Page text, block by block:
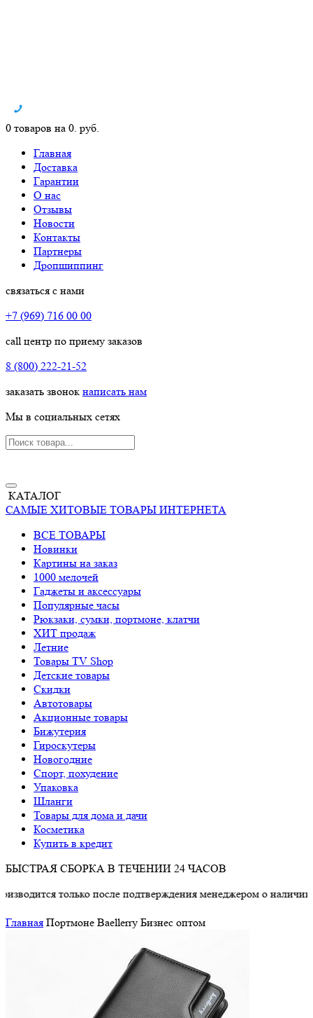
0 товаров на 0. руб.
Главная
Доставка
Гарантии
О нас
Отзывы
Новости
Контакты
Партнеры
Дропшиппинг
связаться с нами
+7 (969) 716 00 00
call центр по приему заказов
8 (800) 222-21-52
заказать звонок написать нам
Мы в социальных сетях
КАТАЛОГ
САМЫЕ ХИТОВЫЕ ТОВАРЫ ИНТЕРНЕТА
ВСЕ ТОВАРЫ
Новинки
Картины на заказ
1000 мелочей
Гаджеты и аксессуары
Популярные часы
Рюкзаки, сумки, портмоне, клатчи
ХИТ продаж
Летние
Товары TV Shop
Детские товары
Cкидки
Автотовары
Акционные товары
Бижутерия
Гироскутеры
Новогодние
Спорт, похудение
Упаковка
Шланги
Товары для дома и дачи
Косметика
Купить в кредит
БЫСТРАЯ СБОРКА В ТЕЧЕНИИ 24 ЧАСОВ
только после подтверждения менеджером о наличии
Главная Портмоне Baellerry Бизнес оптом